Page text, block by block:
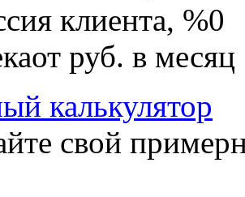
клиента, %0
от руб. в месяц
калькулятор
свой